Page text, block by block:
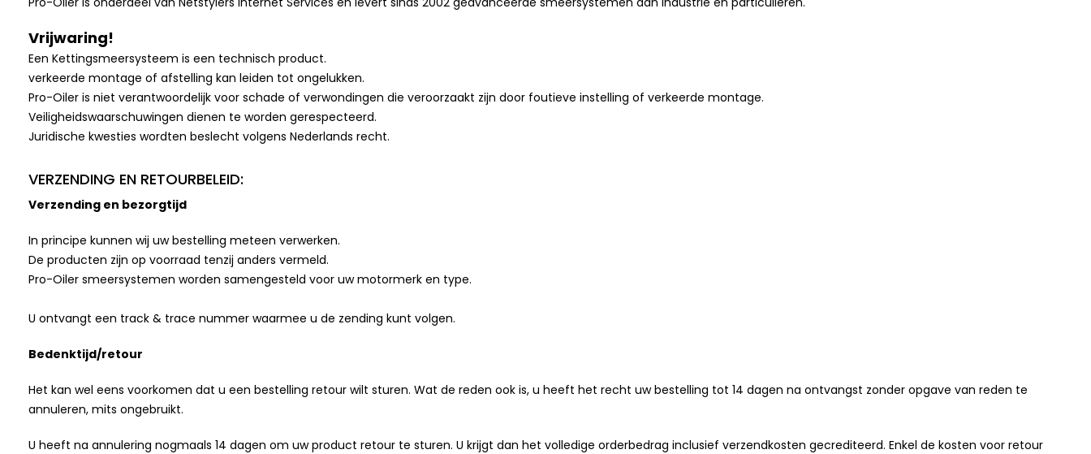
Vrijwaring!
Een Kettingsmeersysteem is een technisch product.
verkeerde montage of afstelling kan leiden tot ongelukken.
Pro-Oiler is niet verantwoordelijk voor schade of verwondingen die veroorzaakt zijn door foutieve instelling of verkeerde montage.
Veiligheidswaarschuwingen dienen te worden gerespecteerd.
Juridische kwesties wordten beslecht volgens Nederlands recht.
VERZENDING EN RETOURBELEID:
Verzending en bezorgtijd
In principe kunnen wij uw bestelling meteen verwerken.
De producten zijn op voorraad tenzij anders vermeld.
Pro-Oiler smeersystemen worden samengesteld voor uw motormerk en type.
U ontvangt een track & trace nummer waarmee u de zending kunt volgen.
Bedenktijd/retour
Het kan wel eens voorkomen dat u een bestelling retour wilt sturen. Wat de reden ook is, u heeft het recht uw bestelling tot 14 dagen na ontvangst zonder opgave van reden te
annuleren, mits ongebruikt.
U heeft na annulering nogmaals 14 dagen om uw product retour te sturen. U krijgt dan het volledige orderbedrag inclusief verzendkosten gecrediteerd. Enkel de kosten voor retour